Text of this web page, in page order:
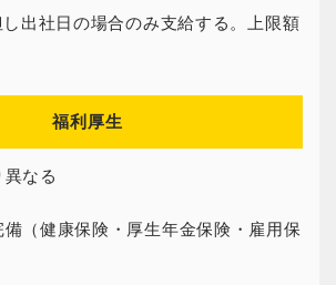
出社日の場合のみ支給する。上限額
福利厚生
なる
（健康保険・厚生年金保険・雇用保